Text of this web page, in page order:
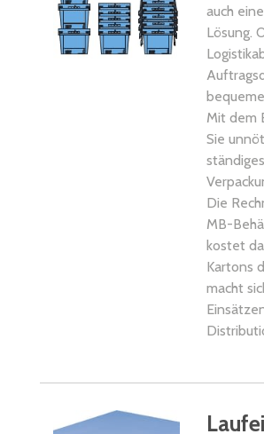
auch
Lösung.
Mit dem
Sie
Die
MB-
kostet
Kartons
macht